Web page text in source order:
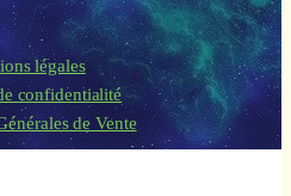
légales
confidentialité
de Vente